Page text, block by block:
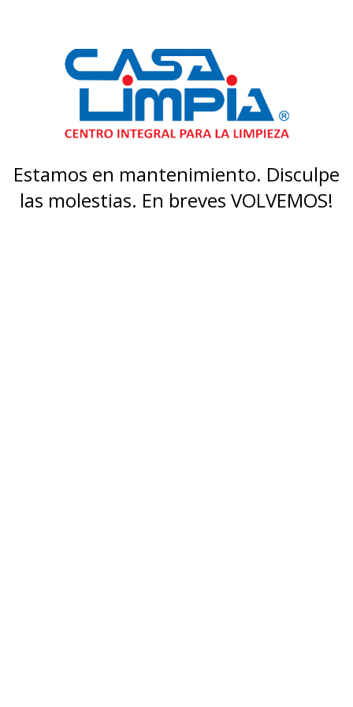
Estamos en mantenimiento. Disculpe
las molestias. En breves VOLVEMOS!